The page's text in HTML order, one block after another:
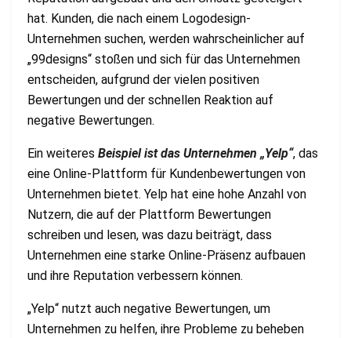
hat. Kunden, die nach einem Logodesign-
Unternehmen suchen, werden wahrscheinlicher auf
„99designs“ stoßen und sich für das Unternehmen
entscheiden, aufgrund der vielen positiven
Bewertungen und der schnellen Reaktion auf
negative Bewertungen.
Ein weiteres Beispiel ist das Unternehmen „Yelp“, das
eine Online-Plattform für Kundenbewertungen von
Unternehmen bietet. Yelp hat eine hohe Anzahl von
Nutzern, die auf der Plattform Bewertungen
schreiben und lesen, was dazu beiträgt, dass
Unternehmen eine starke Online-Präsenz aufbauen
und ihre Reputation verbessern können.
„Yelp“ nutzt auch negative Bewertungen, um
Unternehmen zu helfen, ihre Probleme zu beheben